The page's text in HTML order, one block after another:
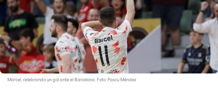
Marcel, celebrando un gol ante el Barcelona. Foto: Pascu Méndez